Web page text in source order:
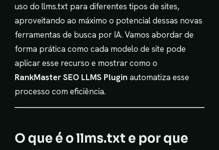
uso do llms.txt para diferentes tipos de sites,
aproveitando ao máximo o potencial dessas novas
ferramentas de busca por IA. Vamos abordar de
forma prática como cada modelo de site pode
aplicar esse recurso e mostrar como o
RankMaster SEO LLMS Plugin automatiza esse
processo com eficiência.
O que é o llms.txt e por que